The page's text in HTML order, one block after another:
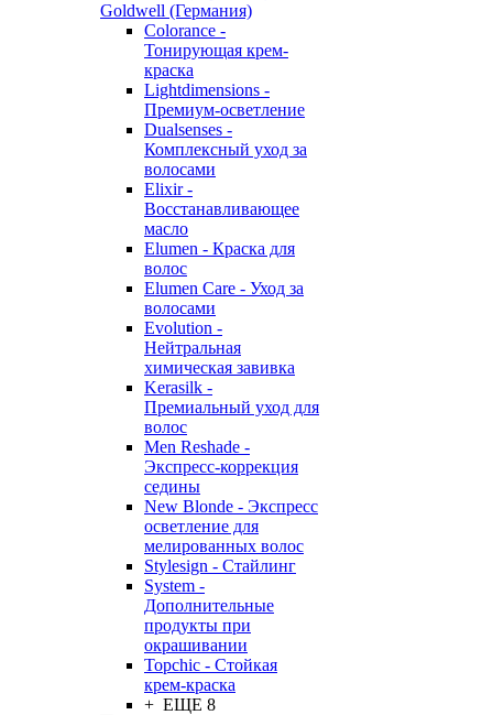
Goldwell (Германия)
Colorance -
Тонирующая крем-
краска
Lightdimensions -
Премиум-осветление
Dualsenses -
Комплексный уход за
волосами
Elixir -
Восстанавливающее
масло
Elumen - Краска для
волос
Elumen Care - Уход за
волосами
Evolution -
Нейтральная
химическая завивка
Kerasilk -
Премиальный уход для
волос
Men Reshade -
Экспресс-коррекция
седины
New Blonde - Экспресс
осветление для
мелированных волос
Stylesign - Стайлинг
System -
Дополнительные
продукты при
окрашивании
Topchic - Стойкая
крем-краска
+ ЕЩЕ 8